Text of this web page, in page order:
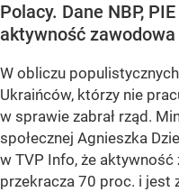
Polacy. Dane NBP,
aktywność
W obliczu
Ukraińców, którzy nie
w sprawie zabrał rząd.
społecznej Agnieszka
w TVP Info, że
przekracza 70 proc. i jest